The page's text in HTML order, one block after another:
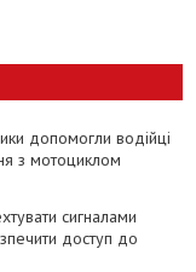
допомогли водійці
з мотоциклом
сигналами
доступ до